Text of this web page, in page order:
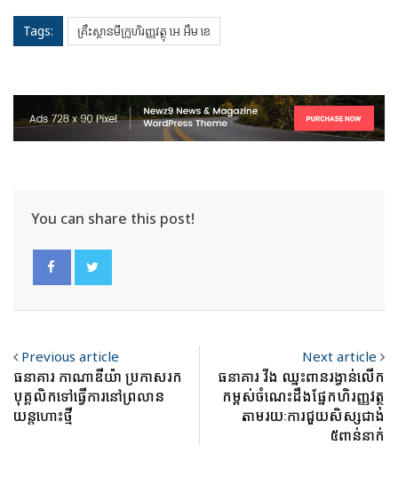
Tags: គ្រឹះស្ថានមីក្រូហិរញ្ញវត្ថុ អេ អឹម ខេ
You can share this post!
Previous article
ធនាគារ កាណាឌីយ៉ា ប្រកាសរក
បុគ្គលិកទៅធ្វើការនៅព្រលាន
យន្តហោះថ្មី
Next article
ធនាគារ វីង ឈ្នះពានរង្វាន់លើក
កម្ពស់ចំណេះដឹងផ្នែកហិរញ្ញវត្ថុ
តាមរយៈការជួយសិស្សជាង
៥ពាន់នាក់